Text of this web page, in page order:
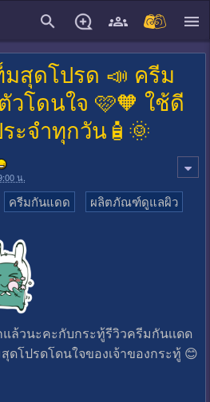
มสุดโปรด 📣 ครีม
โดนใจ 🩷🧡 ใช้ดี
ะจำทุกวัน🧴🌞
น.
ครีมกันแดด ผลิตภัณฑ์ดูแลผิว
ล้วนะคะกับกระทู้รีวิวครีมกันเเดด
ดโปรดโดนใจของเจ้าของกระทู้ 😊
close